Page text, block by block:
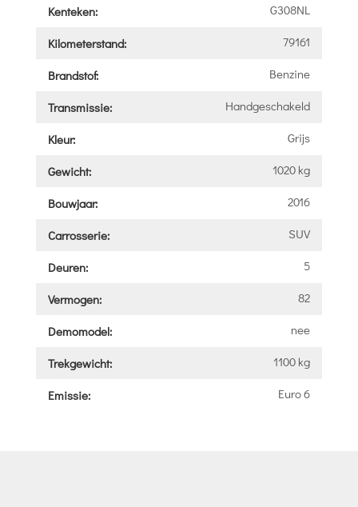
Kenteken: G308NL
Kilometerstand: 79161
Brandstof: Benzine
Transmissie: Handgeschakeld
Kleur: Grijs
Gewicht: 1020 kg
Bouwjaar: 2016
Carrosserie: SUV
Deuren: 5
Vermogen: 82
Demomodel: nee
Trekgewicht: 1100 kg
Emissie: Euro 6